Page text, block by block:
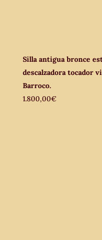
Silla antigua bronce
descalzadora tocador
Barroco.
1.800,00€